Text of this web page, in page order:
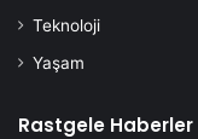
Teknoloji
Yaşam
Rastgele Haberler